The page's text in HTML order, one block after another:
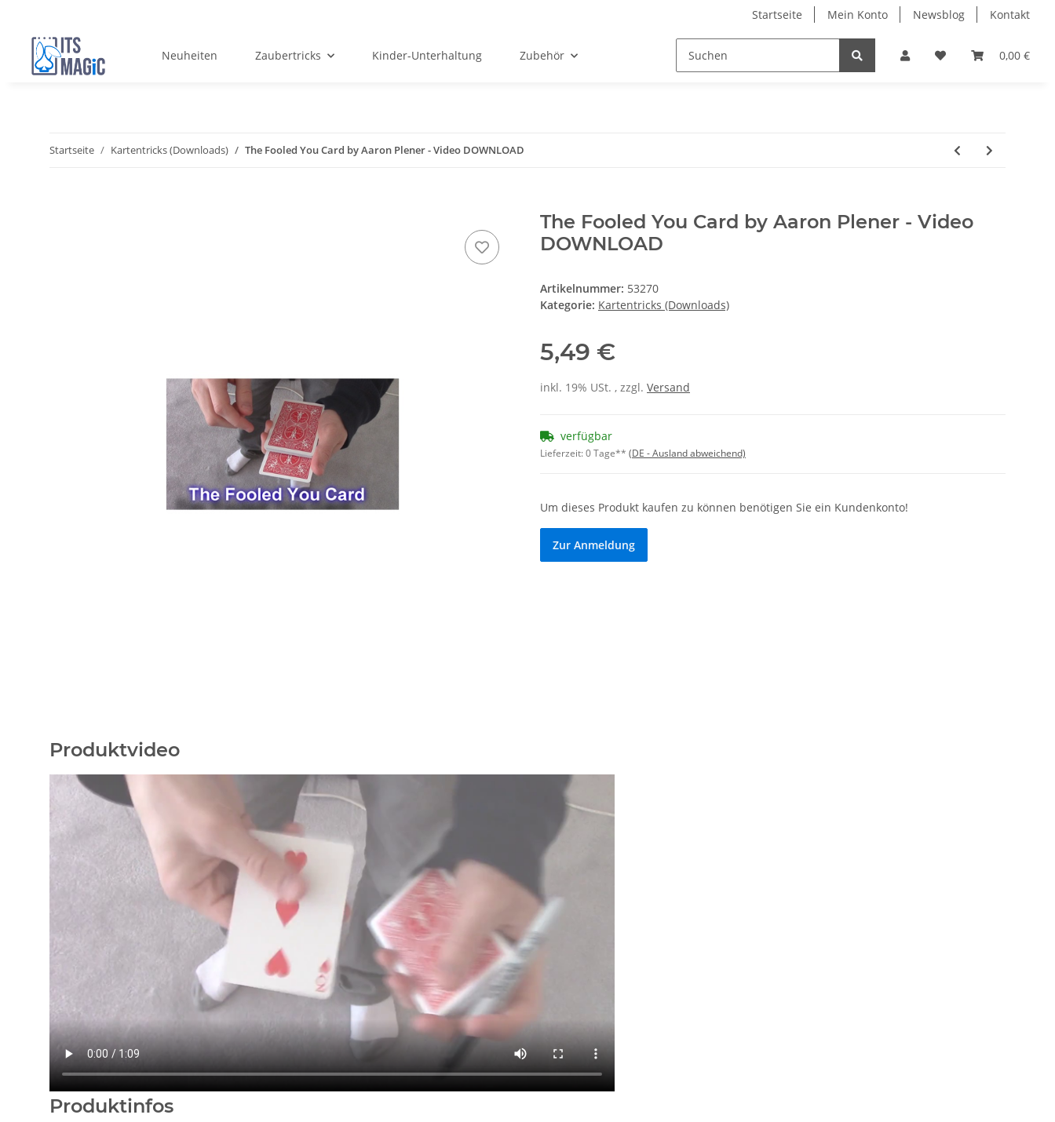
Startseite Mein Konto Newsblog Kontakt
0,00 €
Neuheiten Zaubertricks Kinder-Unterhaltung Zubehör
Startseite Kartentricks (Downloads) The Fooled You Card by Aaron Plener - Video DOWNLOAD
The Fooled You Card by Aaron Plener - Video
DOWNLOAD
Artikelnummer: 53270
Kategorie: Kartentricks (Downloads)
5,49 €
inkl. 19% USt. , zzgl. Versand
verfügbar
Lieferzeit:0 Tage** (DE - Ausland abweichend)
Um dieses Produkt kaufen zu können benötigen Sie ein Kundenkonto!
Zur Anmeldung
Produktvideo
Produktinfos